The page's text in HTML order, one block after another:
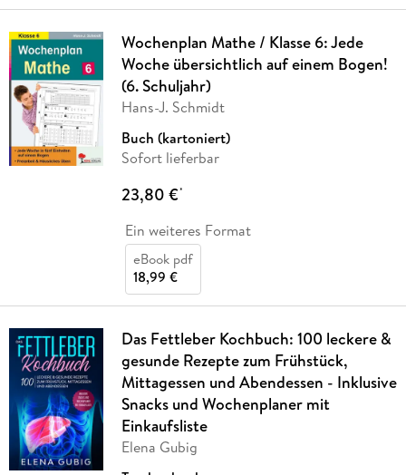
Wochenplan Mathe / Klasse 6: Jede
Woche übersichtlich auf einem Bogen!
(6. Schuljahr)
Hans-J. Schmidt
Buch (kartoniert)
Sofort lieferbar
23,80 €*
Ein weiteres Format
eBook pdf
18,99 €
Das Fettleber Kochbuch: 100 leckere &
gesunde Rezepte zum Frühstück,
Mittagessen und Abendessen - Inklusive
Snacks und Wochenplaner mit
Einkaufsliste
Elena Gubig